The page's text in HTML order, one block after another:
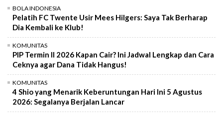
BOLA INDONESIA
Pelatih FC Twente Usir Mees Hilgers: Saya Tak Berharap
Dia Kembali ke Klub!
KOMUNITAS
PIP Termin II 2026 Kapan Cair? Ini Jadwal Lengkap dan Cara
Ceknya agar Dana Tidak Hangus!
KOMUNITAS
4 Shio yang Menarik Keberuntungan Hari Ini 5 Agustus
2026: Segalanya Berjalan Lancar